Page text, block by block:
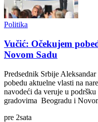
Politika
Vučić: Očekujem
Novom Sadu
Predsednik Srbije
pobedu aktuelne vlasti na
navodeći da veruje u
gradovima Beogradu i
pre 2sata